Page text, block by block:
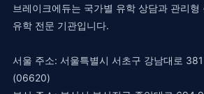
브레이크에듀는 국가별 유학 상담과 관리형
유학 전문 기관입니다.
서울 주소: 서울특별시 서초구 강남대로
(06620)